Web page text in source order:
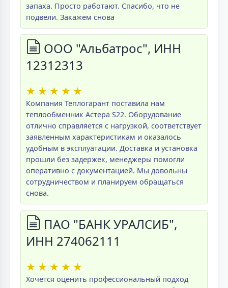
запаха. Просто работают. Спасибо, что не
подвели. Закажем снова
ООО "Альбатрос", ИНН
12312313
★ ★ ★ ★ ★
Компания Теплогарант поставила нам
теплообменник Астера S22. Оборудование
отлично справляется с нагрузкой, соответствует
заявленным характеристикам и оказалось
удобным в эксплуатации. Доставка и установка
прошли без задержек, менеджеры помогли
оперативно с документацией. Мы довольны
сотрудничеством и планируем обращаться
снова.
ПАО "БАНК УРАЛСИБ",
ИНН 274062111
★ ★ ★ ★ ★
Хочется оценить профессиональный подход